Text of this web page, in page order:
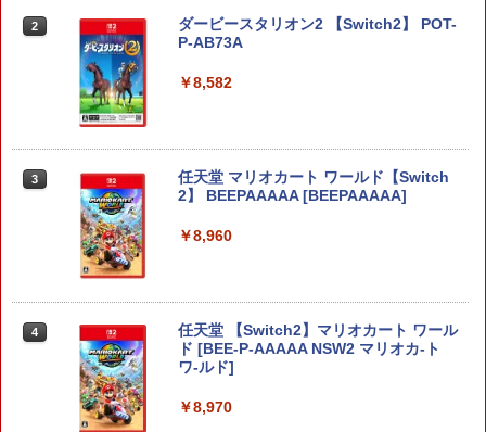
￥55,491
ニンテンドープリペイド番号 9000円|オ
￥9,000
ンラインコード版
￥7,286
￥11,849
【純正品】DualSense ワイヤレスコン
￥10,737
【純正品】DualSense ワイヤレスコン
トローラー(CFI-ZCT2J)
【純正品】Xbox ワイヤレス コントロー
ラー (カーボンブラック)
【純正品】Xbox 充電式バッテリー + US
B-C ケーブル
【国内正規品】Thrustmaster スラスト
マスター TH8S シフター - PC、PS4、P
S5、PS5 Pro、Xbox One、Xbox Serie
s X|S 対応の高精度 H パターン シフター
カー特典:【坤と離】二振りの剣、十翼よ
り来たる！スタジオ描き下ろしイラスト
4
劇場版「鬼滅の刃」無限城編 第一章 猗
窩座再来 完全生産限定版 [Blu-ray]
2
ダービースタリオン2 【Switch2】 POT-
P-AB73A
￥8,582
3
任天堂 マリオカート ワールド【Switch
2】 BEEPAAAAA [BEEPAAAAA]
￥8,960
4
任天堂 【Switch2】マリオカート ワール
ド [BEE-P-AAAAA NSW2 マリオカ-ト
ワ-ルド]
￥8,970